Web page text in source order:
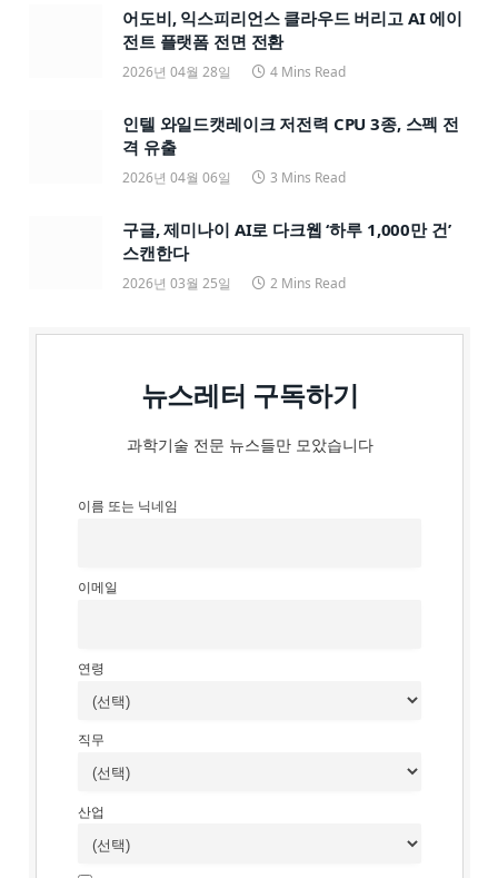
어도비, 익스피리언스 클라우드 버리고 AI 에이
전트 플랫폼 전면 전환
2026년 04월 28일 4 Mins Read
인텔 와일드캣레이크 저전력 CPU 3종, 스펙 전
격 유출
2026년 04월 06일 3 Mins Read
구글, 제미나이 AI로 다크웹 ‘하루 1,000만 건’
스캔한다
2026년 03월 25일 2 Mins Read
뉴스레터 구독하기
과학기술 전문 뉴스들만 모았습니다
이름 또는 닉네임
이메일
연령
직무
산업